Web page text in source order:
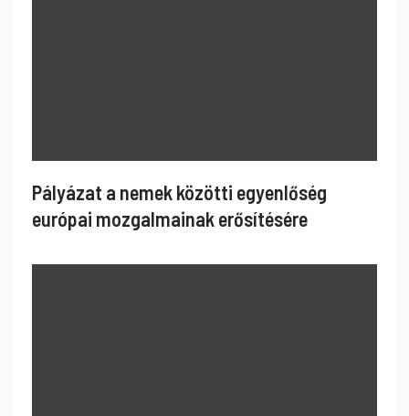
Pályázat a nemek közötti egyenlőség
európai mozgalmainak erősítésére